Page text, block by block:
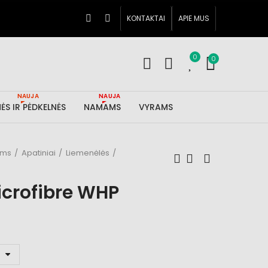
KONTAKTAI APIE MUS
0 0
IR PĖDKELNĖS
NAUJA
NAMAMS
NAUJA
VYRAMS
Apatiniai Liemenėlės
WHP